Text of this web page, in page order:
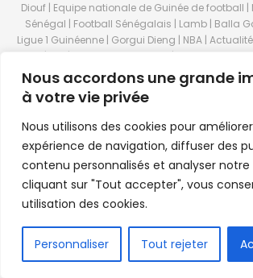
Nous accordons une grande
à votre vie privée
Nous utilisons des cookies pour
expérience de navigation, diffuser des
contenu personnalisés et analyser notre
cliquant sur "Tout accepter", vous
utilisation des cookies.
Personnaliser Tout rejeter
Diouf | Equipe nationale de Guinée de football |
Sénégal | Football Sénégalais | Lamb | Balla
Ligue 1 Guinéenne | Gorgui Dieng | NBA |
direct | But | Actualité au Guinée | Premier League |
A | LSFP | Conakry | Guinée | Sport Guineen |
Guineen | Handball Guinee | Match Guinee |
Stade du 28 septembre | Coupe d'Afrique des
Equipe de Guinee| Equipe national de Guinée |
Guinée | Le Senegal | Dakar | Coupe de
septembre | Foot Club | Sport Guinee | Sport
Sport en direct | Boxe | Sénégal Dakar | La Guinée
Guinee en direct | Foot en direct | Foot direct |
direct | Vidéo | Télécharger Africasport | Clubs
magazine theme by
FR